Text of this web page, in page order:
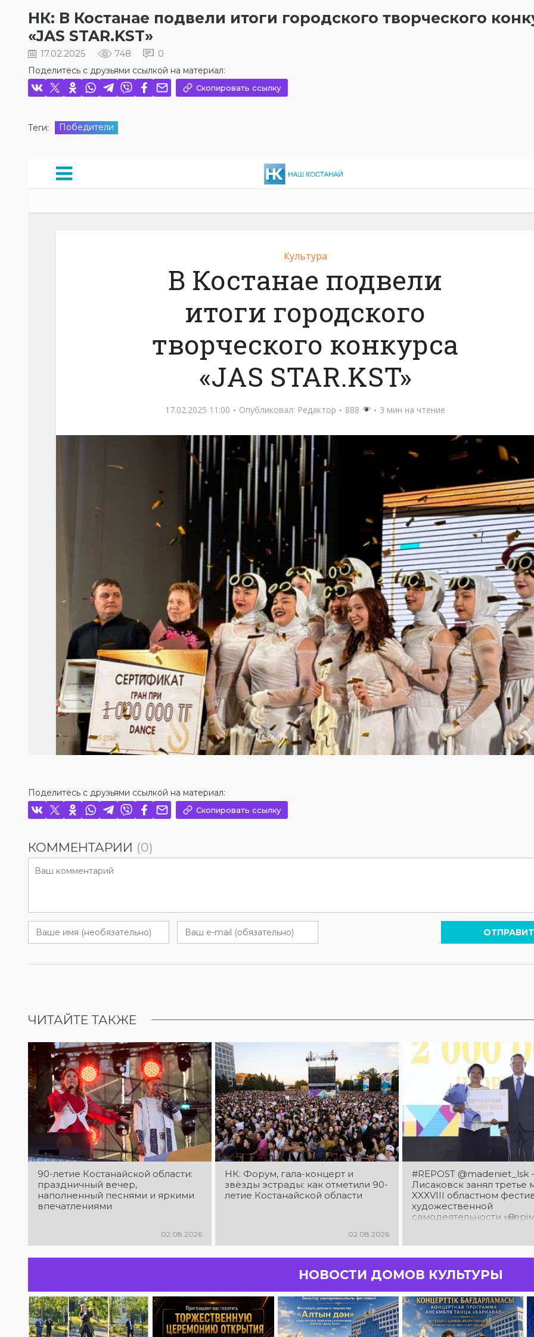
НК: В Костанае подвели итоги городского творческого
«JAS STAR.KST»
17.02.2025 748 0
Поделитесь с друзьями ссылкой на материал:
Скопировать ссылку
Теги: Победители
Поделитесь с друзьями ссылкой на материал:
Скопировать ссылку
КОММЕНТАРИИ (0)
ЧИТАЙТЕ ТАКЖЕ
90-летие Костанайской области:
праздничный вечер,
наполненный песнями и яркими
впечатлениями
02.08.2026
НК: Форум, гала-концерт и
звёзды эстрады: как отметили 90-
летие Костанайской области
02.08.2026
#REPOST @madeniet_lsk
Лисаковск занял третье
XXXVIII областном
художественной
самодеятельности
летия Костанайской
искренне поздравляем
работников культуры и
исполнителей нашего
которые трудились с
самоотдачей!
НОВОСТИ ДОМОВ КУЛЬТУРЫ